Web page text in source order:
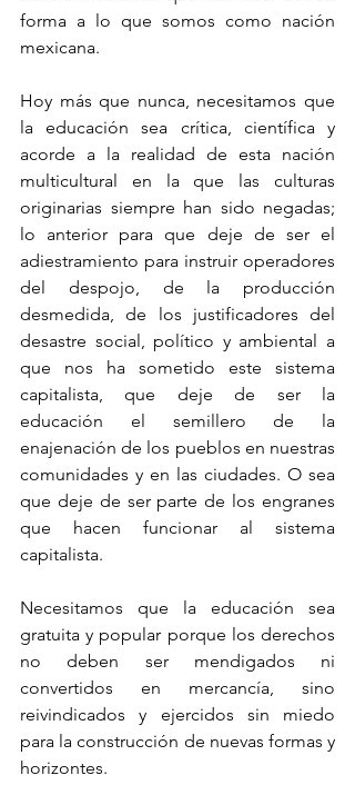
forma a lo que somos como nación
mexicana.
Hoy más que nunca, necesitamos que
la educación sea crítica, científica y
acorde a la realidad de esta nación
multicultural en la que las culturas
originarias siempre han sido negadas;
lo anterior para que deje de ser el
adiestramiento para instruir operadores
del despojo, de la producción
desmedida, de los justificadores del
desastre social, político y ambiental a
que nos ha sometido este sistema
capitalista, que deje de ser la
educación el semillero de la
enajenación de los pueblos en nuestras
comunidades y en las ciudades. O sea
que deje de ser parte de los engranes
que hacen funcionar al sistema
capitalista.
Necesitamos que la educación sea
gratuita y popular porque los derechos
no deben ser mendigados ni
convertidos en mercancía, sino
reivindicados y ejercidos sin miedo
para la construcción de nuevas formas y
horizontes.